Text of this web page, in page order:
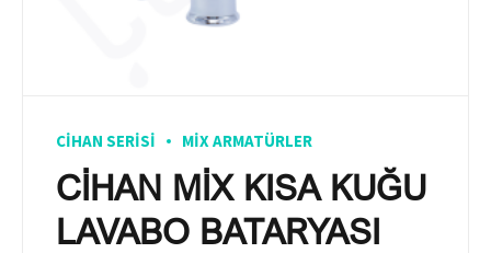
CIHAN SERISI MIX ARMATÜRLER
CİHAN MİX KISA KUĞU
LAVABO BATARYASI